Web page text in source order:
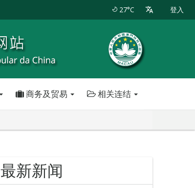
27°C 登入
商务及贸易 相关连结
最新新闻